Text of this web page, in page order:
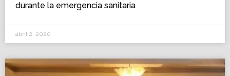
durante la emergencia sanitaria
abril 2, 2020